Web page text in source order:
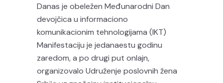
Danas je obeležen Međunarodni Dan
devojčica u informaciono
komunikacionim tehnologijama (IKT)
Manifestaciju je jedanaestu godinu
zaredom, a po drugi put onlajn,
organizovalo Udruženje poslovnih žena